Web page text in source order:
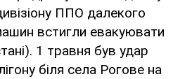
ППО далекого
встигли евакуювати
1 травня був удар
біля села Рогове на